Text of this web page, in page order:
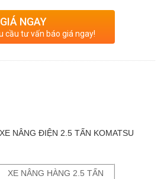
NGAY
cầu tư vấn báo giá ngay!
NÂNG ĐIỆN 2.5 TẤN KOMATSU
XE NÂNG HÀNG 2.5 TẤN